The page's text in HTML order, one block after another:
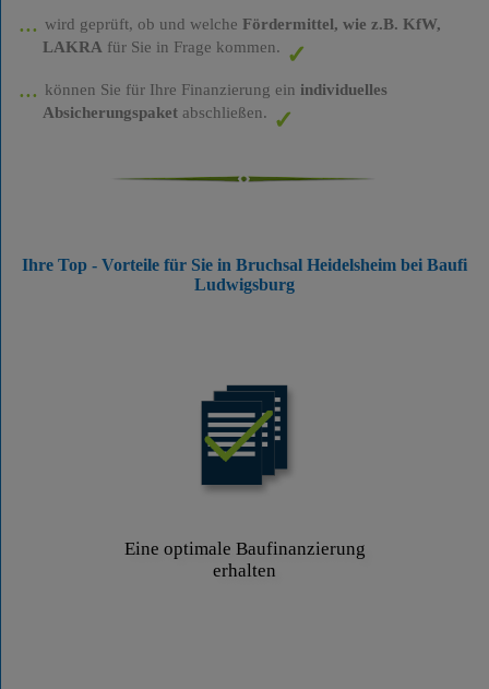
wird geprüft, ob und welche Fördermittel, wie z.B. KfW,
LAKRA für Sie in Frage kommen.
können Sie für Ihre Finanzierung ein individuelles
Absicherungspaketabschließen.
Ihre Top - Vorteile für Sie in Bruchsal Heidelsheim bei Baufi
Ludwigsburg
Eine optimale Baufinanzierung
erhalten